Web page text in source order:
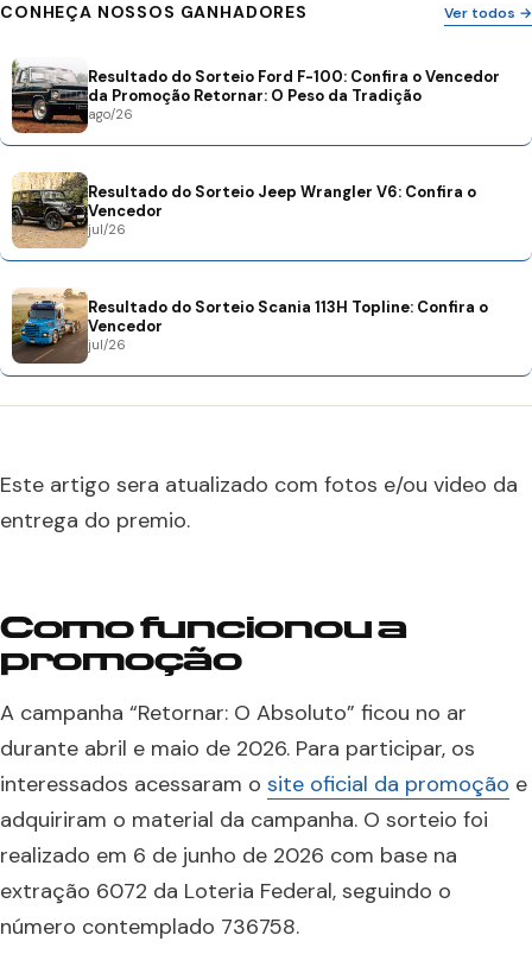
CONHEÇA NOSSOS GANHADORES Ver todos →
Resultado do Sorteio Ford F-100: Confira o Vencedor
da Promoção Retornar: O Peso da Tradição
ago/26
Resultado do Sorteio Jeep Wrangler V6: Confira o
Vencedor
jul/26
Resultado do Sorteio Scania 113H Topline: Confira o
Vencedor
jul/26
Este artigo sera atualizado com fotos e/ou video da
entrega do premio.
Como funcionou a
promoção
A campanha “Retornar: O Absoluto” ficou no ar
durante abril e maio de 2026. Para participar, os
interessados acessaram o site oficial da promoção e
adquiriram o material da campanha. O sorteio foi
realizado em 6 de junho de 2026 com base na
extração 6072 da Loteria Federal, seguindo o
número contemplado 736758.